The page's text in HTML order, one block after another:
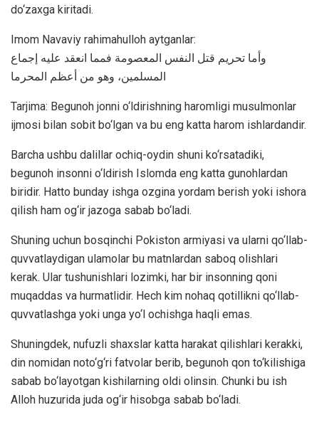
do‘zaxga kiritadi.
Imom Navaviy rahimahulloh aytganlar:
وأما تحريم قتل النفس المعصومة فمما انعقد عليه إجماع
المسلمين، وهو من أعظم المحرما
Tarjima: Begunoh jonni o‘ldirishning haromligi musulmonlar
ijmosi bilan sobit bo‘lgan va bu eng katta harom ishlardandir.
Barcha ushbu dalillar ochiq-oydin shuni ko‘rsatadiki,
begunoh insonni o‘ldirish Islomda eng katta gunohlardan
biridir. Hatto bunday ishga ozgina yordam berish yoki ishora
qilish ham og‘ir jazoga sabab bo‘ladi.
Shuning uchun bosqinchi Pokiston armiyasi va ularni qo‘llab-
quvvatlaydigan ulamolar bu matnlardan saboq olishlari
kerak. Ular tushunishlari lozimki, har bir insonning qoni
muqaddas va hurmatlidir. Hech kim nohaq qotillikni qo‘llab-
quvvatlashga yoki unga yo‘l ochishga haqli emas.
Shuningdek, nufuzli shaxslar katta harakat qilishlari kerakki,
din nomidan noto‘g‘ri fatvolar berib, begunoh qon to‘kilishiga
sabab bo‘layotgan kishilarning oldi olinsin. Chunki bu ish
Alloh huzurida juda og‘ir hisobga sabab bo‘ladi.